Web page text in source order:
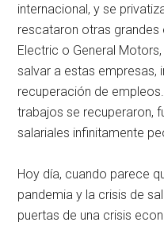
internacional, y se
rescataron otras
Electric o General
salvar a estas empresas,
recuperación de
trabajos se recuperaron,
salariales infinitamente
Hoy día, cuando parece
pandemia y la crisis de
puertas de una crisis